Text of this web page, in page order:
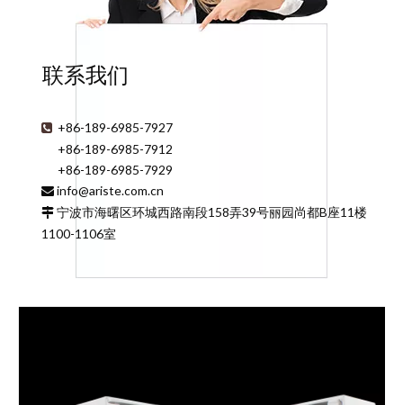
联系我们
 +86-189-6985-7927
+86-189-6985-7912
+86-189-6985-7929
 info@ariste.com.cn
 宁波市海曙区环城西路南段158弄39号丽园尚都B座11楼
1100-1106室